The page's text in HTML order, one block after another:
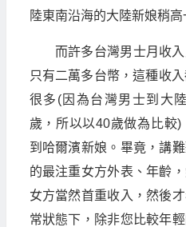
陸東南沿海的大陸新娘稍高
而許多台灣男士月收
只有二萬多台幣，這種收
很多(因為台灣男士到大
歲，所以以40歲做為比較
到哈爾濱新娘。畢竟，講
的最注重女方外表、年齡
女方當然首重收入，然後
常狀態下，除非您比較年